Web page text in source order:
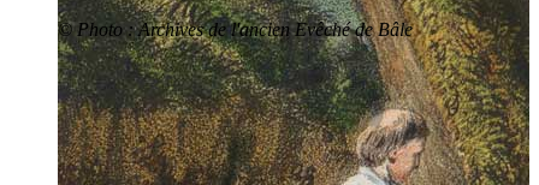
© Photo : Archives de l'ancien Evêché de Bâle